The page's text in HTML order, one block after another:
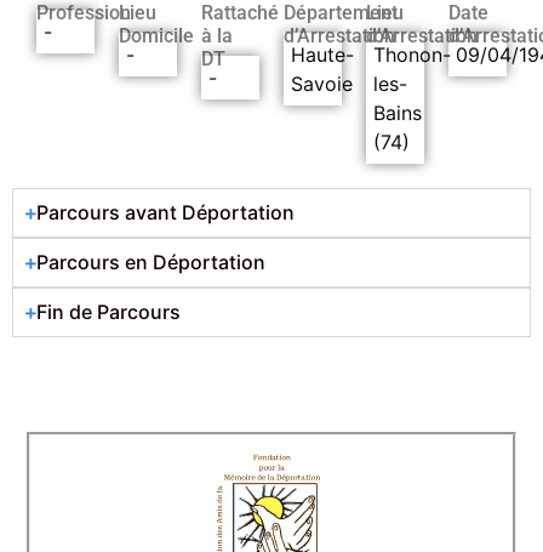
Profession
-
Lieu
Domicile
-
Rattaché
à la
DT
-
Département
d’Arrestation
Haute-
Savoie
Lieu
d’Arrestation
Thonon-
les-
Bains
(74)
Date
09/04/
Parcours avant Déportation
Parcours en Déportation
Fin de Parcours